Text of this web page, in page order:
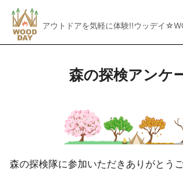
アウトドアを気軽に体験!!ウッデイ
森の探検アンケ
森の探検隊に参加いただきありがとうご